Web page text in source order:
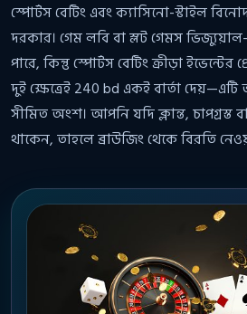
স্পোর্টস বেটিং এবং ক্যাসিনো-স্টাইল
দরকার। গেম লবি বা স্লট গেমস
পারে, কিন্তু স্পোর্টস বেটিং ক্রীড়া ইভেন্টের
দুই ক্ষেত্রেই 240 bd একই বার্তা
সীমিত অংশ। আপনি যদি ক্লান্ত, চাপগ্রস্ত
থাকেন, তাহলে ব্রাউজিং থেকে বিরতি